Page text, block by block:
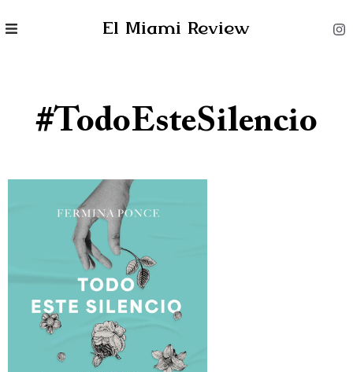
El Miami Review
#TodoEsteSilencio